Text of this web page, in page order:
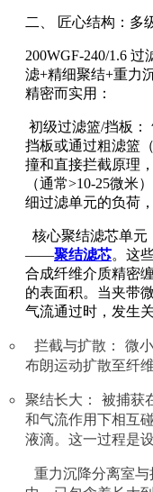
二、 匠心结构：多
200WGF-240/1.6
滤+精细聚结+重力
精密而实用：
初级过滤篮/挡板：
挡板或通过粗滤篮
撞和直接拦截原理
（通常>10-25微米
细过滤单元的负荷
核心聚结滤芯单元
——聚结滤芯。这
合成纤维介质精密
的表面积。当夹带
气流通过时，发生
拦截与扩散： 微
布朗运动扩散至纤维
聚结长大： 被捕获
和气流作用下相互
液滴。这一过程是
重力沉降分离室